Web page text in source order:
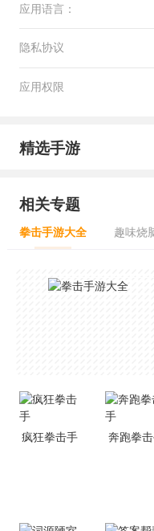
应用语言：
隐私协议
应用权限
精选手游
相关专题
拳击手游大全 趣味烧
疯狂拳击手 奔跑拳